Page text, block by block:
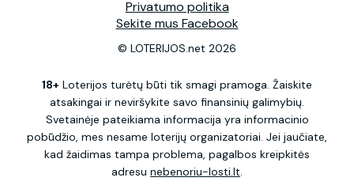
Privatumo politika
Sekite mus Facebook
© LOTERIJOS.net 2026
18+ Loterijos turėtų būti tik smagi pramoga. Žaiskite
atsakingai ir neviršykite savo finansinių galimybių.
Svetainėje pateikiama informacija yra informacinio
pobūdžio, mes nesame loterijų organizatoriai. Jei jaučiate,
kad žaidimas tampa problema, pagalbos kreipkitės
adresu nebenoriu-losti.lt.